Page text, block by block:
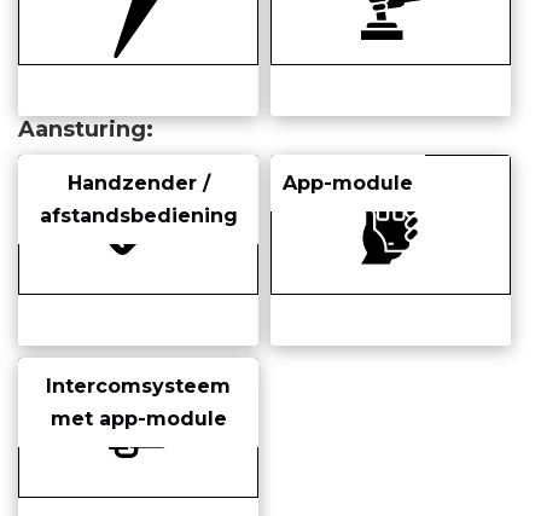
Aansturing
Handzender /
afstandsbediening
App-module
Intercomsysteem
met app-module